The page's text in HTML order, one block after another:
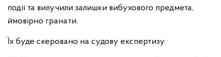
події та вилучили залишки вибухового предмета,
ймовірно гранати.
Їх буде скеровано на судову експертизу.